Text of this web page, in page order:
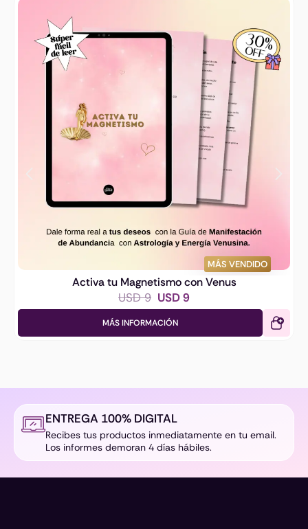
MÁS VENDIDO
Activa tu Magnetismo con Venus
USD9 E
p
c
i
o
o
r
i
USD9E
p
c
i
a
c
t
MÁS INFORMACIÓN
ENTREGA 100% DIGITAL
Recibes tus productos inmediatamente en tu email.
Los informes demoran 4 días hábiles.